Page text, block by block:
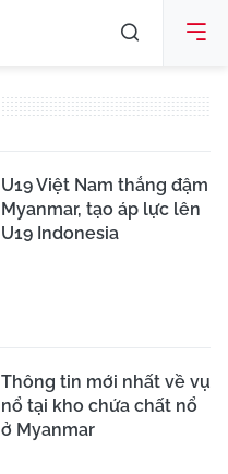
U19 Việt Nam thắng đậm
Myanmar, tạo áp lực lên
U19 Indonesia
Thông tin mới nhất về vụ
nổ tại kho chứa chất nổ
ở Myanmar